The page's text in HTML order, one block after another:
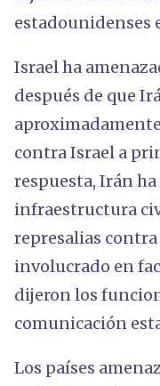
estadounidenses
Israel ha
después de que
contra Israel a
respuesta, Irán
infraestructura
represalias
involucrado en
dijeron los
comunicación
Los países